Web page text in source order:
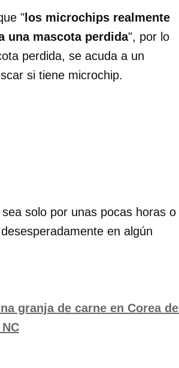
" los microchips realmente
una mascota perdida", por lo
perdida, se acuda a un
si tiene microchip.
solo por unas pocas horas o
en algún
granja de carne en Corea del